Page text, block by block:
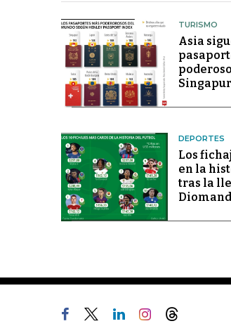
TURISMO
Asia
Singapur
DEPORTES
Los
en la
tras la